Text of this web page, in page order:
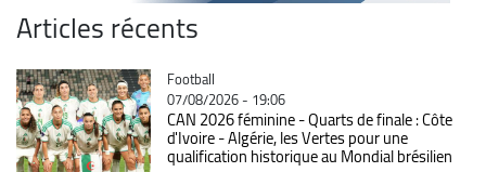
Articles récents
Catégorie
Football
07/08/2026 - 19:06
CAN 2026 féminine - Quarts de finale : Côte
d'Ivoire - Algérie, les Vertes pour une
qualification historique au Mondial brésilien